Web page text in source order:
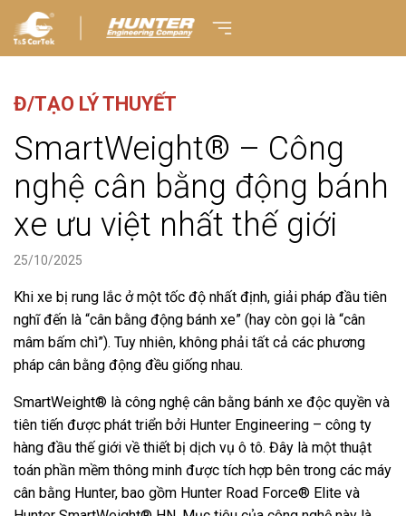
Đ/TẠO LÝ THUYẾT
SmartWeight® – Công
nghệ cân bằng động bánh
xe ưu việt nhất thế giới
25/10/2025
Khi xe bị rung lắc ở một tốc độ nhất định, giải pháp đầu tiên
nghĩ đến là “cân bằng động bánh xe” (hay còn gọi là “cân
mâm bấm chì”). Tuy nhiên, không phải tất cả các phương
pháp cân bằng động đều giống nhau.
SmartWeight® là công nghệ cân bằng bánh xe độc quyền và
tiên tiến được phát triển bởi Hunter Engineering – công ty
hàng đầu thế giới về thiết bị dịch vụ ô tô. Đây là một thuật
toán phần mềm thông minh được tích hợp bên trong các máy
cân bằng Hunter, bao gồm Hunter Road Force® Elite và